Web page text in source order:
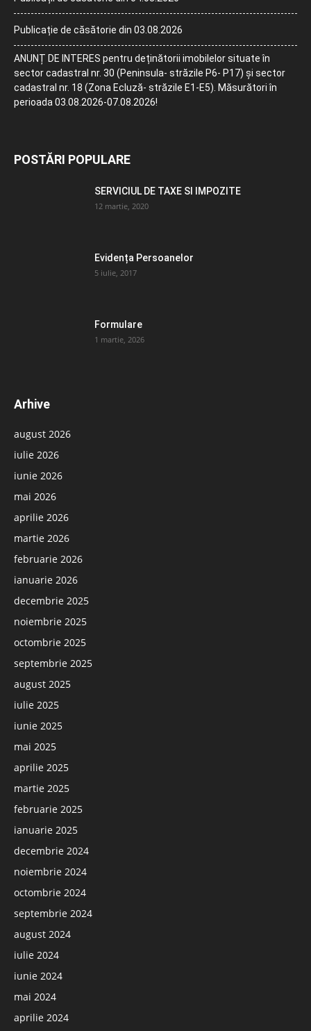
Publicație de căsătorie din 03.08.2026
ANUNȚ DE INTERES pentru deținătorii imobilelor situate în
sector cadastral nr. 30 (Peninsula- străzile P6- P17) și sector
cadastral nr. 18 (Zona Ecluză- străzile E1-E5). Măsurători în
perioada 03.08.2026-07.08.2026!
POSTĂRI POPULARE
SERVICIUL DE TAXE SI IMPOZITE
12 martie, 2020
Evidența Persoanelor
5 iulie, 2017
Formulare
1 martie, 2026
Arhive
august 2026
iulie 2026
iunie 2026
mai 2026
aprilie 2026
martie 2026
februarie 2026
ianuarie 2026
decembrie 2025
noiembrie 2025
octombrie 2025
septembrie 2025
august 2025
iulie 2025
iunie 2025
mai 2025
aprilie 2025
martie 2025
februarie 2025
ianuarie 2025
decembrie 2024
noiembrie 2024
octombrie 2024
septembrie 2024
august 2024
iulie 2024
iunie 2024
mai 2024
aprilie 2024